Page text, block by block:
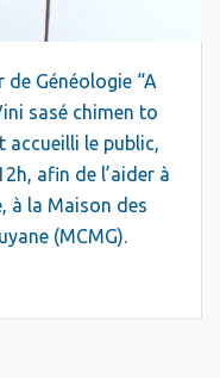
de Généologie “A
sasé chimen to
accueilli le public,
afin de l’aider à
à la Maison des
(MCMG).